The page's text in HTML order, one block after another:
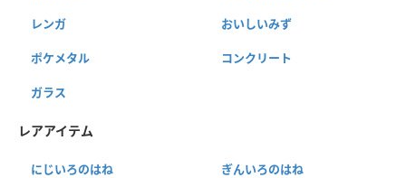
レンガ おいしいみず
ポケメタル コンクリート
ガラス
レアアイテム
にじいろのはね ぎんいろのはね